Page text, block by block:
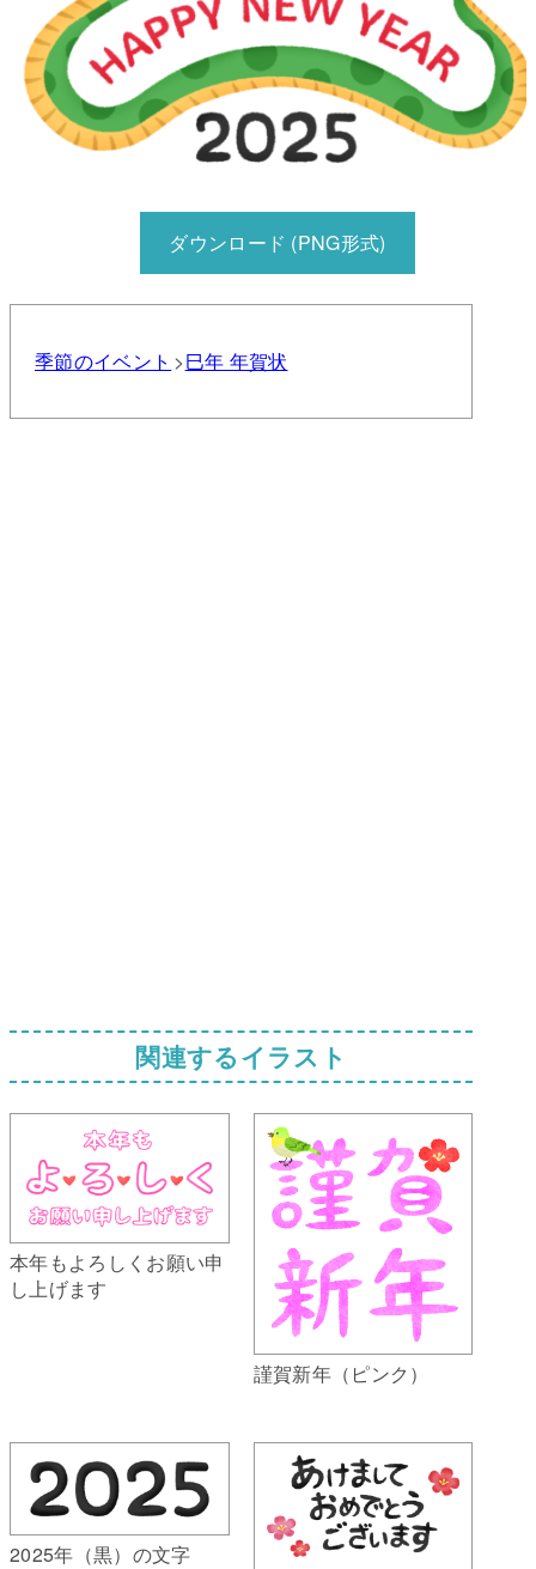
ダウンロード (PNG形式)
季節のイベント 巳年 年賀状
関連するイラスト
本年もよろしくお願い申
し上げます
謹賀新年（ピンク）
2025年（黒）の文字